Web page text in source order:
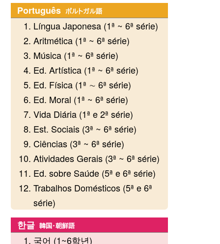
Português ポルトガル語
Língua Japonesa (1ª ~ 6ª série)
Aritmética (1ª ~ 6ª série)
Música (1ª ~ 6ª série)
Ed. Artística (1ª ~ 6ª série)
Ed. Física (1ª ∼ 6ª série)
Ed. Moral (1ª ~ 6ª série)
Vida Diária (1ª e 2ª série)
Est. Sociais (3ª ~ 6ª série)
Ciências (3ª ~ 6ª série)
Atividades Gerais (3ª ~ 6ª série)
Ed. sobre Saúde (5ª e 6ª série)
Trabalhos Domésticos (5ª e 6ª
série)
한글 韓国・朝鮮語
국어 (1~6학년)